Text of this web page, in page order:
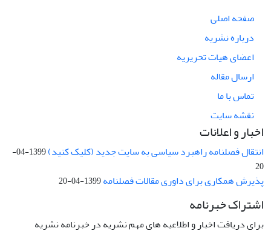
صفحه اصلی
درباره نشریه
اعضای هیات تحریریه
ارسال مقاله
تماس با ما
نقشه سایت
اخبار و اعلانات
انتقال فصلنامه راهبرد سیاسی به سایت جدید (کلیک کنید)
1399-04-
20
پذیرش همکاری برای داوری مقالات فصلنامه1399-04-20
اشتراک خبرنامه
برای دریافت اخبار و اطلاعیه های مهم نشریه در خبرنامه نشریه